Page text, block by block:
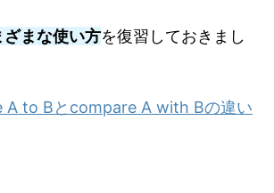
まな使い方を復習しておきまし
A to Bとcompare A with Bの違い